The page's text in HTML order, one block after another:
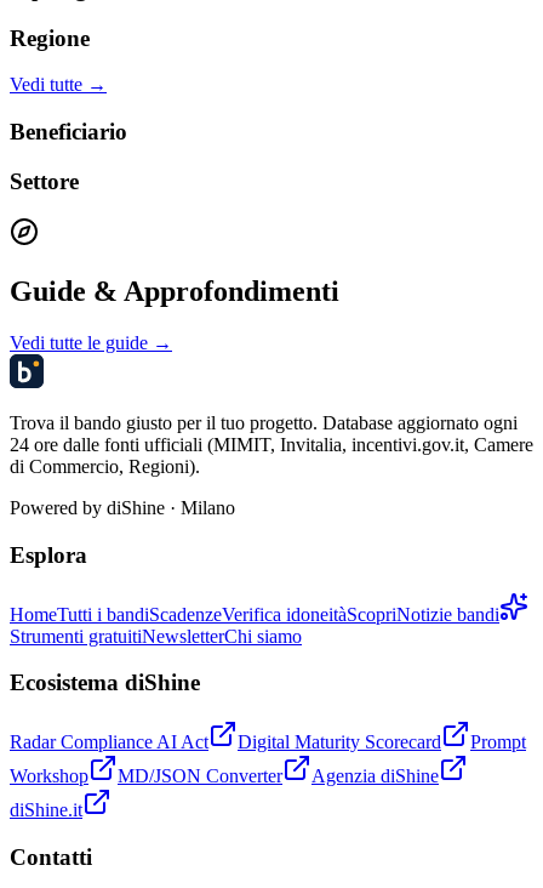
Regione
Vedi tutte →
Beneficiario
Settore
Guide & Approfondimenti
Vedi tutte le guide →
Trova il bando giusto per il tuo progetto. Database aggiornato ogni
24 ore dalle fonti ufficiali (MIMIT, Invitalia, incentivi.gov.it, Camere
di Commercio, Regioni).
Powered by diShine · Milano
Esplora
HomeTutti i bandiScadenzeVerifica idoneitàScopriNotizie bandi
Strumenti gratuitiNewsletterChi siamo
Ecosistema diShine
Radar Compliance AI Act Digital Maturity Scorecard
Prompt
Workshop
MD/JSON Converter
Agenzia diShine
diShine.it
Contatti